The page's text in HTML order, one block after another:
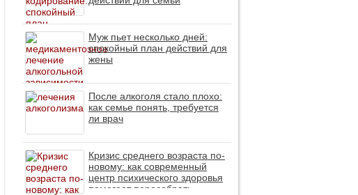
Муж пьет несколько дней:
спокойный план действий для
жены
После алкоголя стало плохо:
как семье понять, требуется
ли врач
Кризис среднего возраста по-
новому: как современный
центр психического здоровья
помогает пересобрать